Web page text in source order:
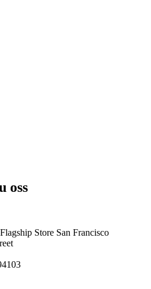
& Søn
oss
Store San Francisco